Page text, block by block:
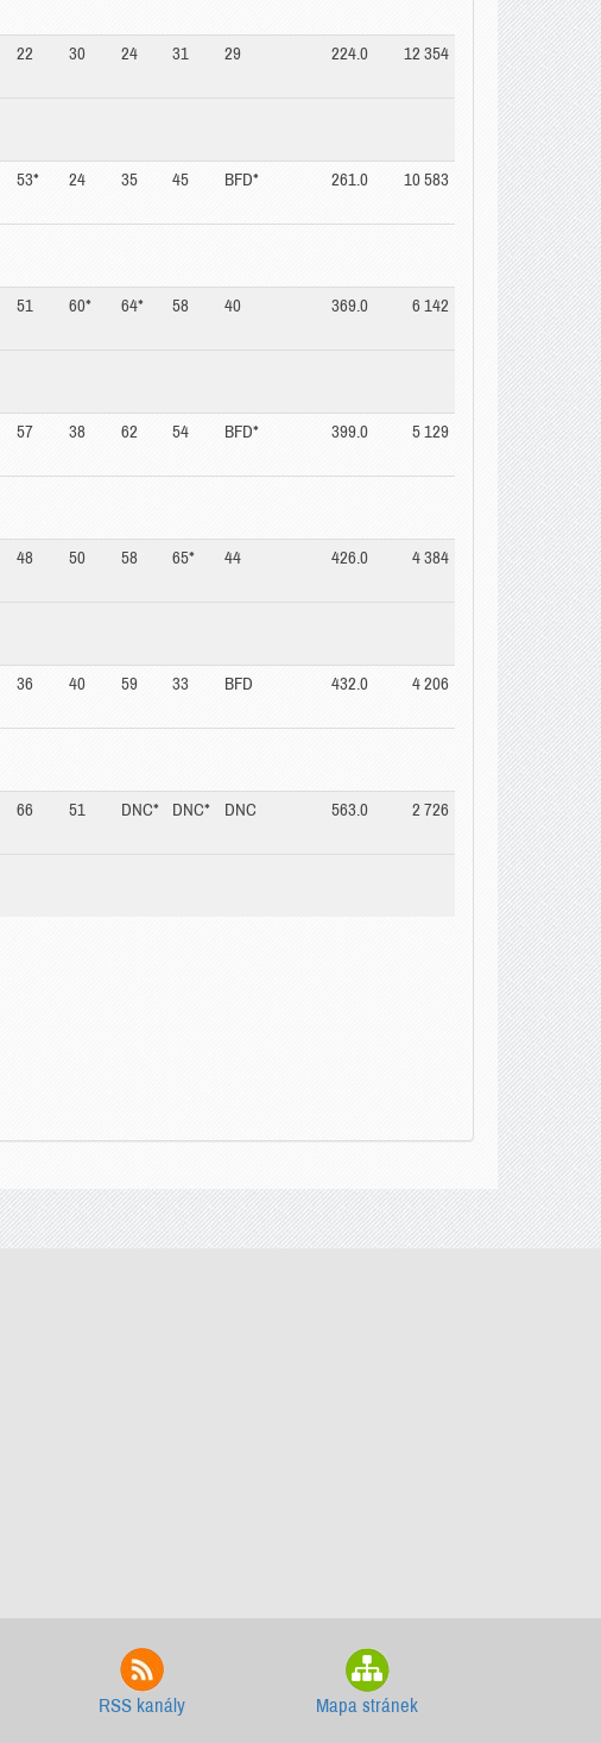
22 30 24 31 29 224.0 12 354
53* 24 35 45 BFD* 261.0 10 583
51 60* 64* 58 40 369.0 6 142
57 38 62 54 BFD* 399.0 5 129
48 50 58 65* 44 426.0 4 384
36 40 59 33 BFD 432.0 4 206
66 51 DNC* DNC* DNC 563.0 2 726
RSS kanály Mapa stránek